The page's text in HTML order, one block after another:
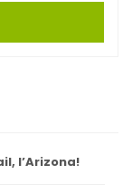
l’Arizona!